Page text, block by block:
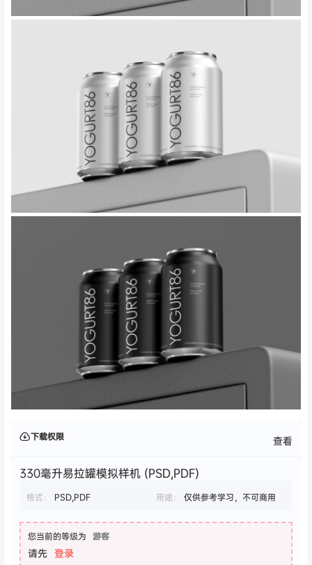
下载权限 查看
330毫升易拉罐模拟样机 (PSD,PDF)
格式： PSD,PDF 用途： 仅供参考学习，不可商用
您当前的等级为 游客
请先 登录